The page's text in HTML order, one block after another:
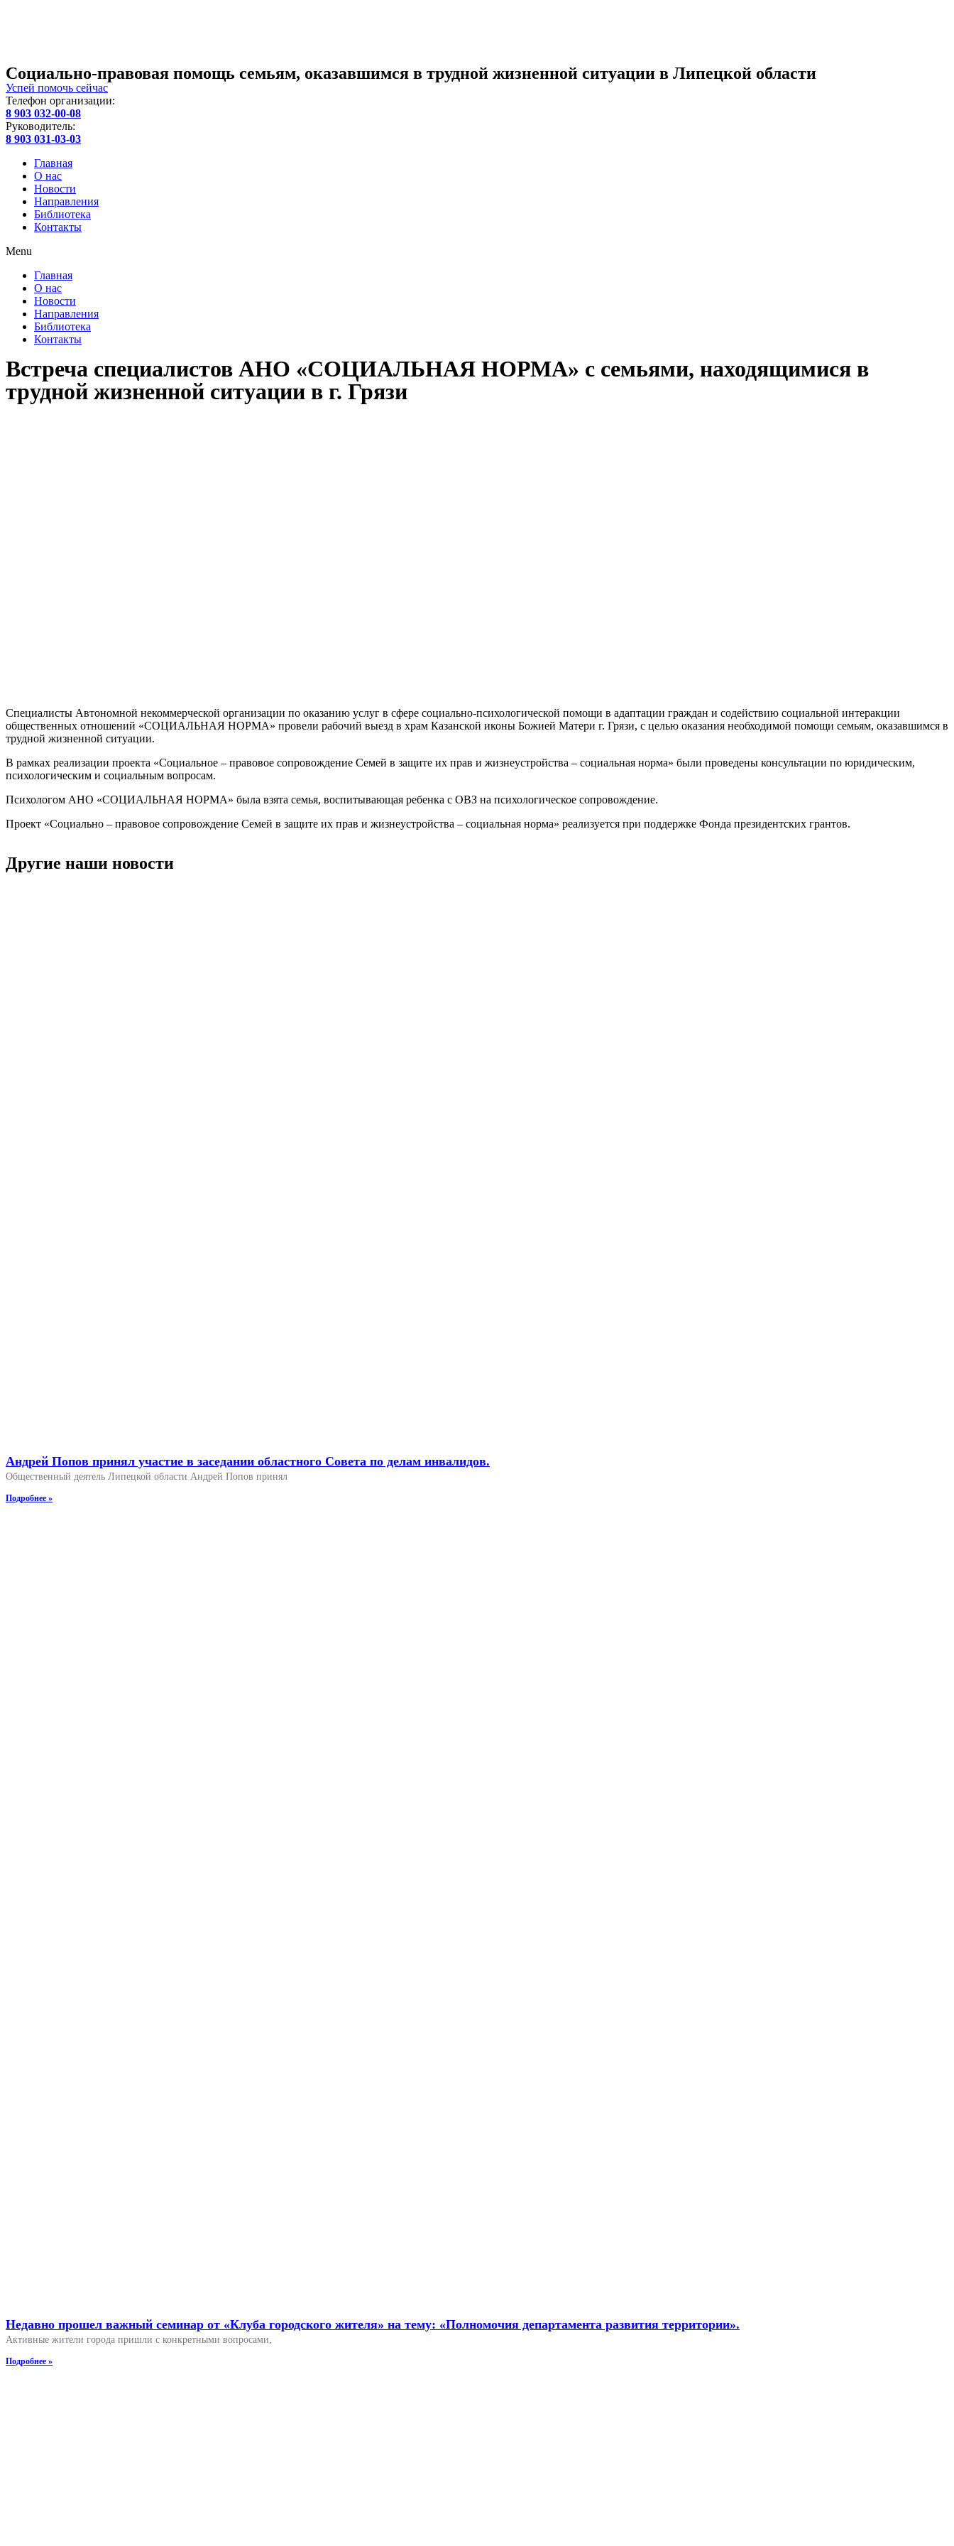
Социально-правовая помощь семьям, оказавшимся в трудной жизненной ситуации в Липецкой области
Успей помочь сейчас
Телефон организации:
8 903 032-00-08
Руководитель:
8 903 031-03-03
Главная
О нас
Новости
Направления
Библиотека
Контакты
Menu
Главная
О нас
Новости
Направления
Библиотека
Контакты
Встреча специалистов АНО «СОЦИАЛЬНАЯ НОРМА» с семьями, находящимися в
трудной жизненной ситуации в г. Грязи
Специалисты Автономной некоммерческой организации по оказанию услуг в сфере социально-психологической помощи в адаптации граждан и содействию социальной интеракции
общественных отношений «СОЦИАЛЬНАЯ НОРМА» провели рабочий выезд в храм Казанской иконы Божией Матери г. Грязи, с целью оказания необходимой помощи семьям, оказавшимся в
трудной жизненной ситуации.
В рамках реализации проекта «Социальное – правовое сопровождение Семей в защите их прав и жизнеустройства – социальная норма» были проведены консультации по юридическим,
психологическим и социальным вопросам.
Психологом АНО «СОЦИАЛЬНАЯ НОРМА» была взята семья, воспитывающая ребенка с ОВЗ на психологическое сопровождение.
Проект «Социально – правовое сопровождение Семей в защите их прав и жизнеустройства – социальная норма» реализуется при поддержке Фонда президентских грантов.
Другие наши новости
Андрей Попов принял участие в заседании областного Совета по делам инвалидов.
Общественный деятель Липецкой области Андрей Попов принял
Подробнее »
Недавно прошел важный семинар от «Клуба городского жителя» на тему: «Полномочия департамента развития территории».
Активные жители города пришли с конкретными вопросами,
Подробнее »